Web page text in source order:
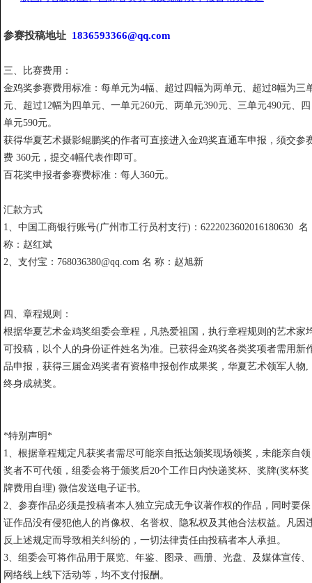
参赛投稿地址 1836593366@qq.com
三、比赛费用：
金鸡奖参赛费用标准：每单元为4幅、超过四幅为两单元、超过8幅为三
元、超过12幅为四单元、一单元260元、两单元390元、三单元490元、四
单元590元。
获得华夏艺术摄影鲲鹏奖的作者可直接进入金鸡奖直通车申报，须交参
费 360元，提交4幅代表作即可。
百花奖申报者参赛费标准：每人360元。
汇款方式
1、中国工商银行账号(广州市工行员村支行)：6222023602016180630 名
称：赵红斌
2、支付宝：768036380@qq.com 名 称：赵旭新
四、章程规则：
根据华夏艺术金鸡奖组委会章程，凡热爱祖国，执行章程规则的艺术家
可投稿，以个人的身份证件姓名为准。已获得金鸡奖各类奖项者需用新
品申报，获得三届金鸡奖者有资格申报创作成果奖，华夏艺术领军人物,
终身成就奖。
*特别声明*
1、根据章程规定凡获奖者需尽可能亲自抵达颁奖现场领奖，未能亲自领
奖者不可代领，组委会将于颁奖后20个工作日内快递奖杯、奖牌(奖杯奖
牌费用自理) 微信发送电子证书。
2、参赛作品必须是投稿者本人独立完成无争议著作权的作品，同时要保
证作品没有侵犯他人的肖像权、名誉权、隐私权及其他合法权益。凡因
反上述规定而导致相关纠纷的，一切法律责任由投稿者本人承担。
3、组委会可将作品用于展览、年鉴、图录、画册、光盘、及媒体宣传、
网络线上线下活动等，均不支付报酬。